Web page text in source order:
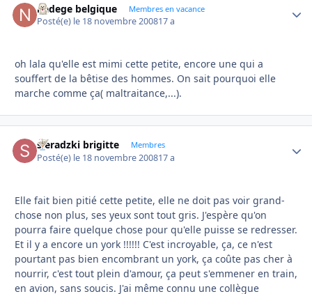
nadege belgique Membres en vacance
Posté(e) le 18 novembre 200817 a
oh lala qu'elle est mimi cette petite, encore une qui a
souffert de la bêtise des hommes. On sait pourquoi elle
marche comme ça( maltraitance,...).
sieradzki brigitte Membres
Posté(e) le 18 novembre 200817 a
Elle fait bien pitié cette petite, elle ne doit pas voir grand-
chose non plus, ses yeux sont tout gris. J'espère qu'on
pourra faire quelque chose pour qu'elle puisse se redresser.
Et il y a encore un york !!!!!! C'est incroyable, ça, ce n'est
pourtant pas bien encombrant un york, ça coûte pas cher à
nourrir, c'est tout plein d'amour, ça peut s'emmener en train,
en avion, sans soucis. J'ai même connu une collègue